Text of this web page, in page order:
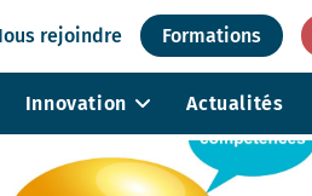
rejoindre Formations
Innovation Actualités